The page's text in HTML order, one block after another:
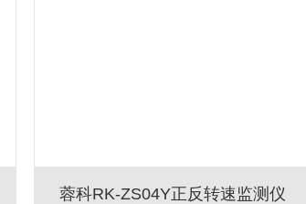
蓉科RK-ZS04Y正反转速监测仪